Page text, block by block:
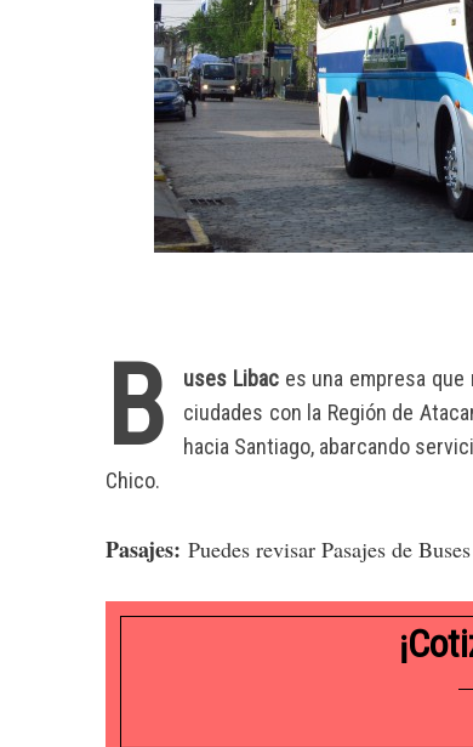
B uses Libaces una empresa que
ciudades con la Región de
hacia Santiago, abarcando
Chico.
Pasajes: Puedes revisar Pasajes de